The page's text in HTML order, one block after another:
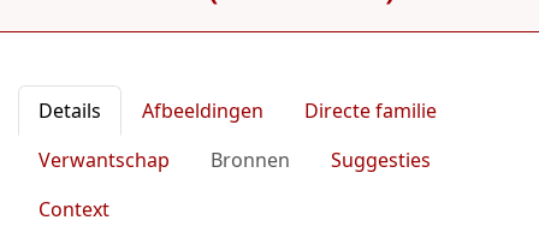
Details Afbeeldingen
Directe familie
Verwantschap
Bronnen
Suggesties
Context